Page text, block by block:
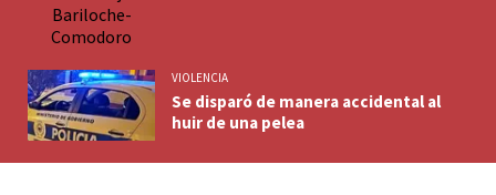
VIOLENCIA
Se disparó de manera accidental al
huir de una pelea